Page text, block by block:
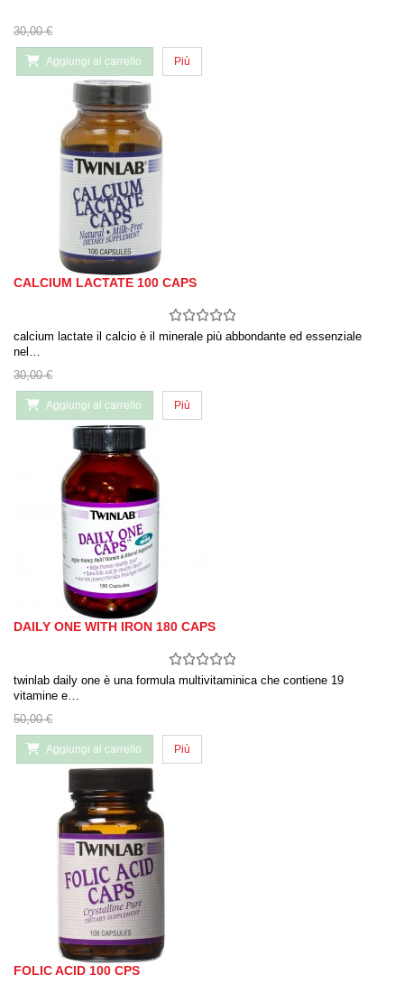
30,00 €
Aggiungi al carrello Più
CALCIUM LACTATE 100 CAPS
calcium lactate il calcio è il minerale più abbondante ed essenziale
nel…
30,00 €
Aggiungi al carrello Più
DAILY ONE WITH IRON 180 CAPS
twinlab daily one è una formula multivitaminica che contiene 19
vitamine e…
50,00 €
Aggiungi al carrello Più
FOLIC ACID 100 CPS